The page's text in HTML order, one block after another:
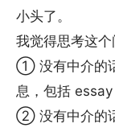
小头了。
我觉得思考这个
① 没有中介的
息，包括 essay
② 没有中介的